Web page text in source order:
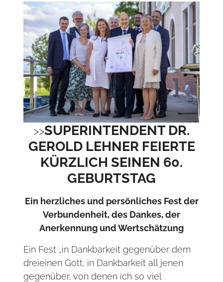
SUPERINTENDENT DR.
GEROLD LEHNER FEIERTE
KÜRZLICH SEINEN 60.
GEBURTSTAG
Ein herzliches und persönliches Fest der
Verbundenheit, des Dankes, der
Anerkennung und Wertschätzung
Ein Fest „in Dankbarkeit gegenüber dem
dreieinen Gott, in Dankbarkeit all jenen
gegenüber, von denen ich so viel